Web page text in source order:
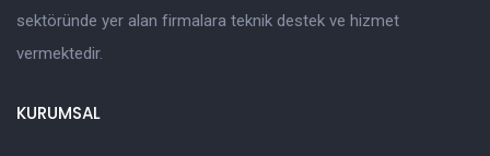
sektöründe yer alan firmalara teknik destek ve hizmet
vermektedir.
KURUMSAL